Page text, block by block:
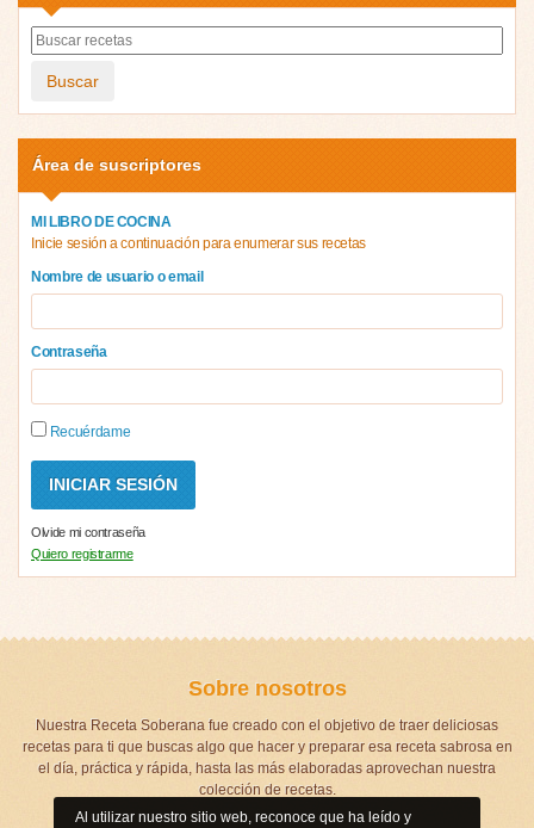
Buscar
Área de suscriptores
MI LIBRO DE COCINA
Inicie sesión a continuación para enumerar sus recetas
Nombre de usuario o email
Contraseña
Recuérdame
Olvide mi contraseña
Quiero registrarme
Sobre nosotros
Nuestra Receta Soberana fue creado con el objetivo de traer deliciosas
recetas para ti que buscas algo que hacer y preparar esa receta sabrosa en
el día, práctica y rápida, hasta las más elaboradas aprovechan nuestra
colección de recetas.
Al utilizar nuestro sitio web, reconoce que ha leído y